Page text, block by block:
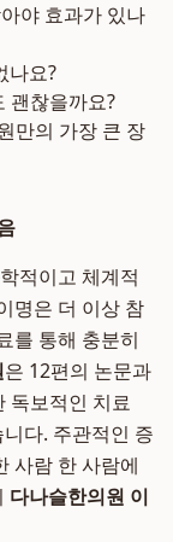
야 효과가 있나
나요?
괜찮을까요?
만의 가장 큰 장
적이고 체계적
명은 더 이상 참
를 통해 충분히
은 12편의 논문과
독보적인 치료
다. 주관적인 증
사람 한 사람에
다나슬한의원 이